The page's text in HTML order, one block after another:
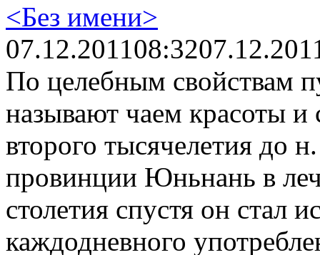
<Без имени>
07.12.201108:32
По целебным свойствам
называют чаем красоты
второго тысячелетия до
провинции Юньнань в
столетия спустя он стал
каждодневного